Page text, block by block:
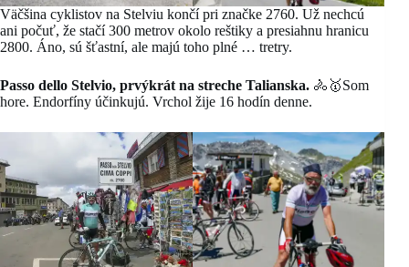
Väčšina cyklistov na Stelviu končí pri značke 2760. Už nechcú
ani počuť, že stačí 300 metrov okolo reštiky a presiahnu hranicu
2800. Áno, sú šťastní, ale majú toho plné … tretry.
Passo dello Stelvio, prvýkrát na streche Talianska. 🚴🥇Som
hore. Endorfíny účinkujú. Vrchol žije 16 hodín denne.